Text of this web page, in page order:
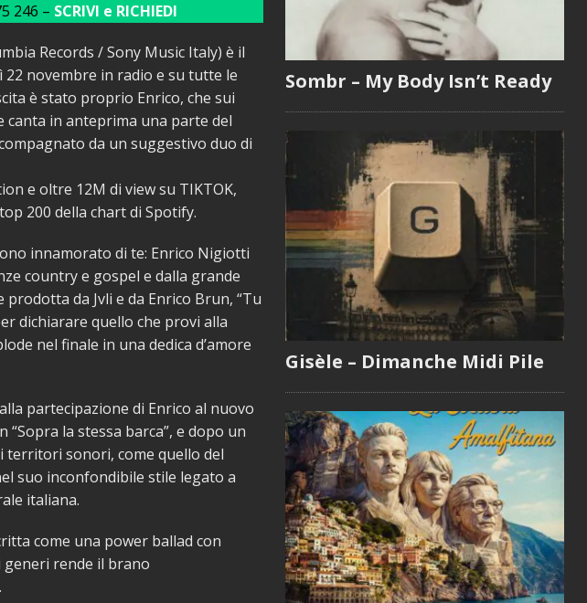
246 – SCRIVI e RICHIEDI
Records / Sony Music Italy) è il
novembre in radio e su tutte le
è stato proprio Enrico, che sui
in anteprima una parte del
da un suggestivo duo di
e oltre 12M di view su TIKTOK,
200 della chart di Spotify.
innamorato di te: Enrico Nigiotti
country e gospel e dalla grande
da Jvli e da Enrico Brun, “Tu
dichiarare quello che provi alla
nel finale in una dedica d’amore
partecipazione di Enrico al nuovo
la stessa barca”, e dopo un
territori sonori, come quello del
suo inconfondibile stile legato a
italiana.
come una power ballad con
generi rende il brano
Sombr – My Body Isn’t Ready
Gisèle – Dimanche Midi Pile